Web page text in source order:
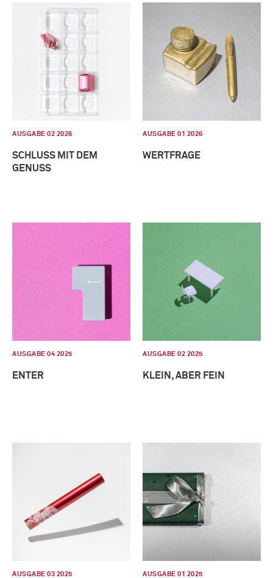
AUSGABE 02 2026
SCHLUSS MIT DEM
GENUSS
AUSGABE 01 2026
WERTFRAGE
AUSGABE 04 2025
ENTER
AUSGABE 02 2025
KLEIN, ABER FEIN
AUSGABE 03 2025 AUSGABE 01 2025